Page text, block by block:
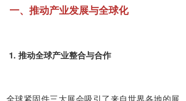
一、推动产业发展与全球化
1. 推动全球产业整合与合作
全球紧固件三大展会吸引了来自世界各地的展